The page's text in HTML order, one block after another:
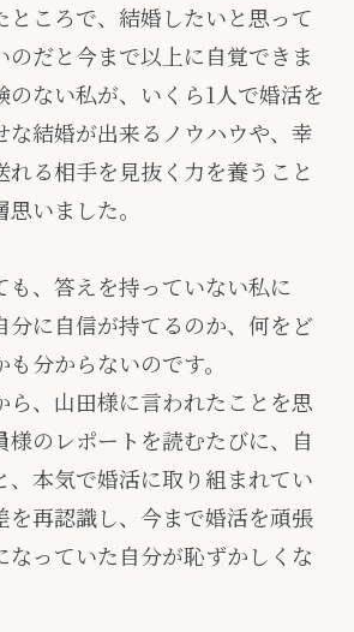
ところで、結婚したいと思って
のだと今まで以上に自覚できま
のない私が、いくら1人で婚活を
な結婚が出来るノウハウや、幸
れる相手を見抜く力を養うこと
いました。
も、答えを持っていない私に
分に自信が持てるのか、何をど
分からないのです。
ら、山田様に言われたことを思
様のレポートを読むたびに、自
、本気で婚活に取り組まれてい
を再認識し、今まで婚活を頑張
なっていた自分が恥ずかしくな